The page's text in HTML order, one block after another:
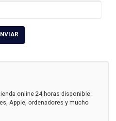
online 24 horas disponible.
Apple, ordenadores y mucho